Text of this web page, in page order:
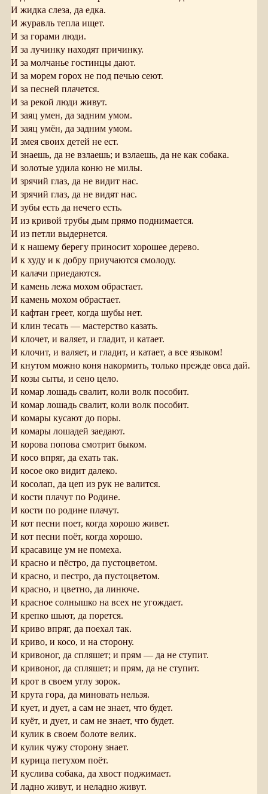
И жидка слеза, да едка.
И журавль тепла ищет.
И за горами люди.
И за лучинку находят причинку.
И за молчанье гостинцы дают.
И за морем горох не под печью сеют.
И за песней плачется.
И за рекой люди живут.
И заяц умен, да задним умом.
И заяц умён, да задним умом.
И змея своих детей не ест.
И знаешь, да не взлаешь; и взлаешь, да не как собака.
И золотые удила коню не милы.
И зрячий глаз, да не видит нас.
И зрячий глаз, да не видят нас.
И зубы есть да нечего есть.
И из кривой трубы дым прямо поднимается.
И из петли выдернется.
И к нашему берегу приносит хорошее дерево.
И к худу и к добру приучаются смолоду.
И калачи приедаются.
И камень лежа мохом обрастает.
И камень мохом обрастает.
И кафтан греет, когда шубы нет.
И клин тесать — мастерство казать.
И клочет, и валяет, и гладит, и катает.
И клочит, и валяет, и гладит, и катает, а все языком!
И кнутом можно коня накормить, только прежде овса дай.
И козы сыты, и сено цело.
И комар лошадь свалит, коли волк пособит.
И комар лошадь свалит, коли волк пособит.
И комары кусают до поры.
И комары лошадей заедают.
И корова попова смотрит быком.
И косо впряг, да ехать так.
И косое око видит далеко.
И косолап, да цеп из рук не валится.
И кости плачут по Родине.
И кости по родине плачут.
И кот песни поет, когда хорошо живет.
И кот песни поёт, когда хорошо.
И красавице ум не помеха.
И красно и пёстро, да пустоцветом.
И красно, и пестро, да пустоцветом.
И красно, и цветно, да линюче.
И красное солнышко на всех не угождает.
И крепко шьют, да порется.
И криво впряг, да поехал так.
И криво, и косо, и на сторону.
И кривоног, да спляшет; и прям — да не ступит.
И кривоног, да спляшет; и прям, да не ступит.
И крот в своем углу зорок.
И крута гора, да миновать нельзя.
И кует, и дует, а сам не знает, что будет.
И куёт, и дует, и сам не знает, что будет.
И кулик в своем болоте велик.
И кулик чужу сторону знает.
И курица петухом поёт.
И куслива собака, да хвост поджимает.
И ладно живут, и неладно живут.